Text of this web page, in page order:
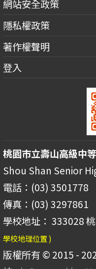
網站安全政策
隱私權政策
著作權聲明
登入
桃園市立壽山高級中
Shou Shan Senior
電話：(03) 3501778
傳真：(03) 3297861
學校地址： 333028
學校地理位置 )
版權所有 © 2015 -